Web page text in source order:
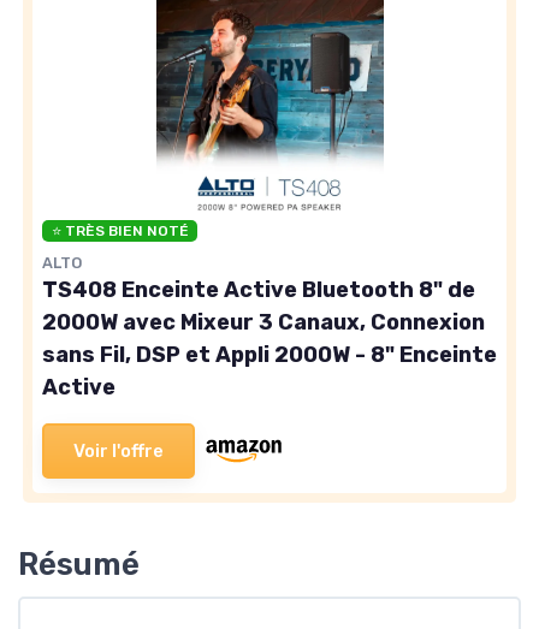
⭐ TRÈS BIEN NOTÉ
ALTO
TS408 Enceinte Active Bluetooth 8" de
2000W avec Mixeur 3 Canaux, Connexion
sans Fil, DSP et Appli 2000W - 8" Enceinte
Active
Voir l'offre
Résumé